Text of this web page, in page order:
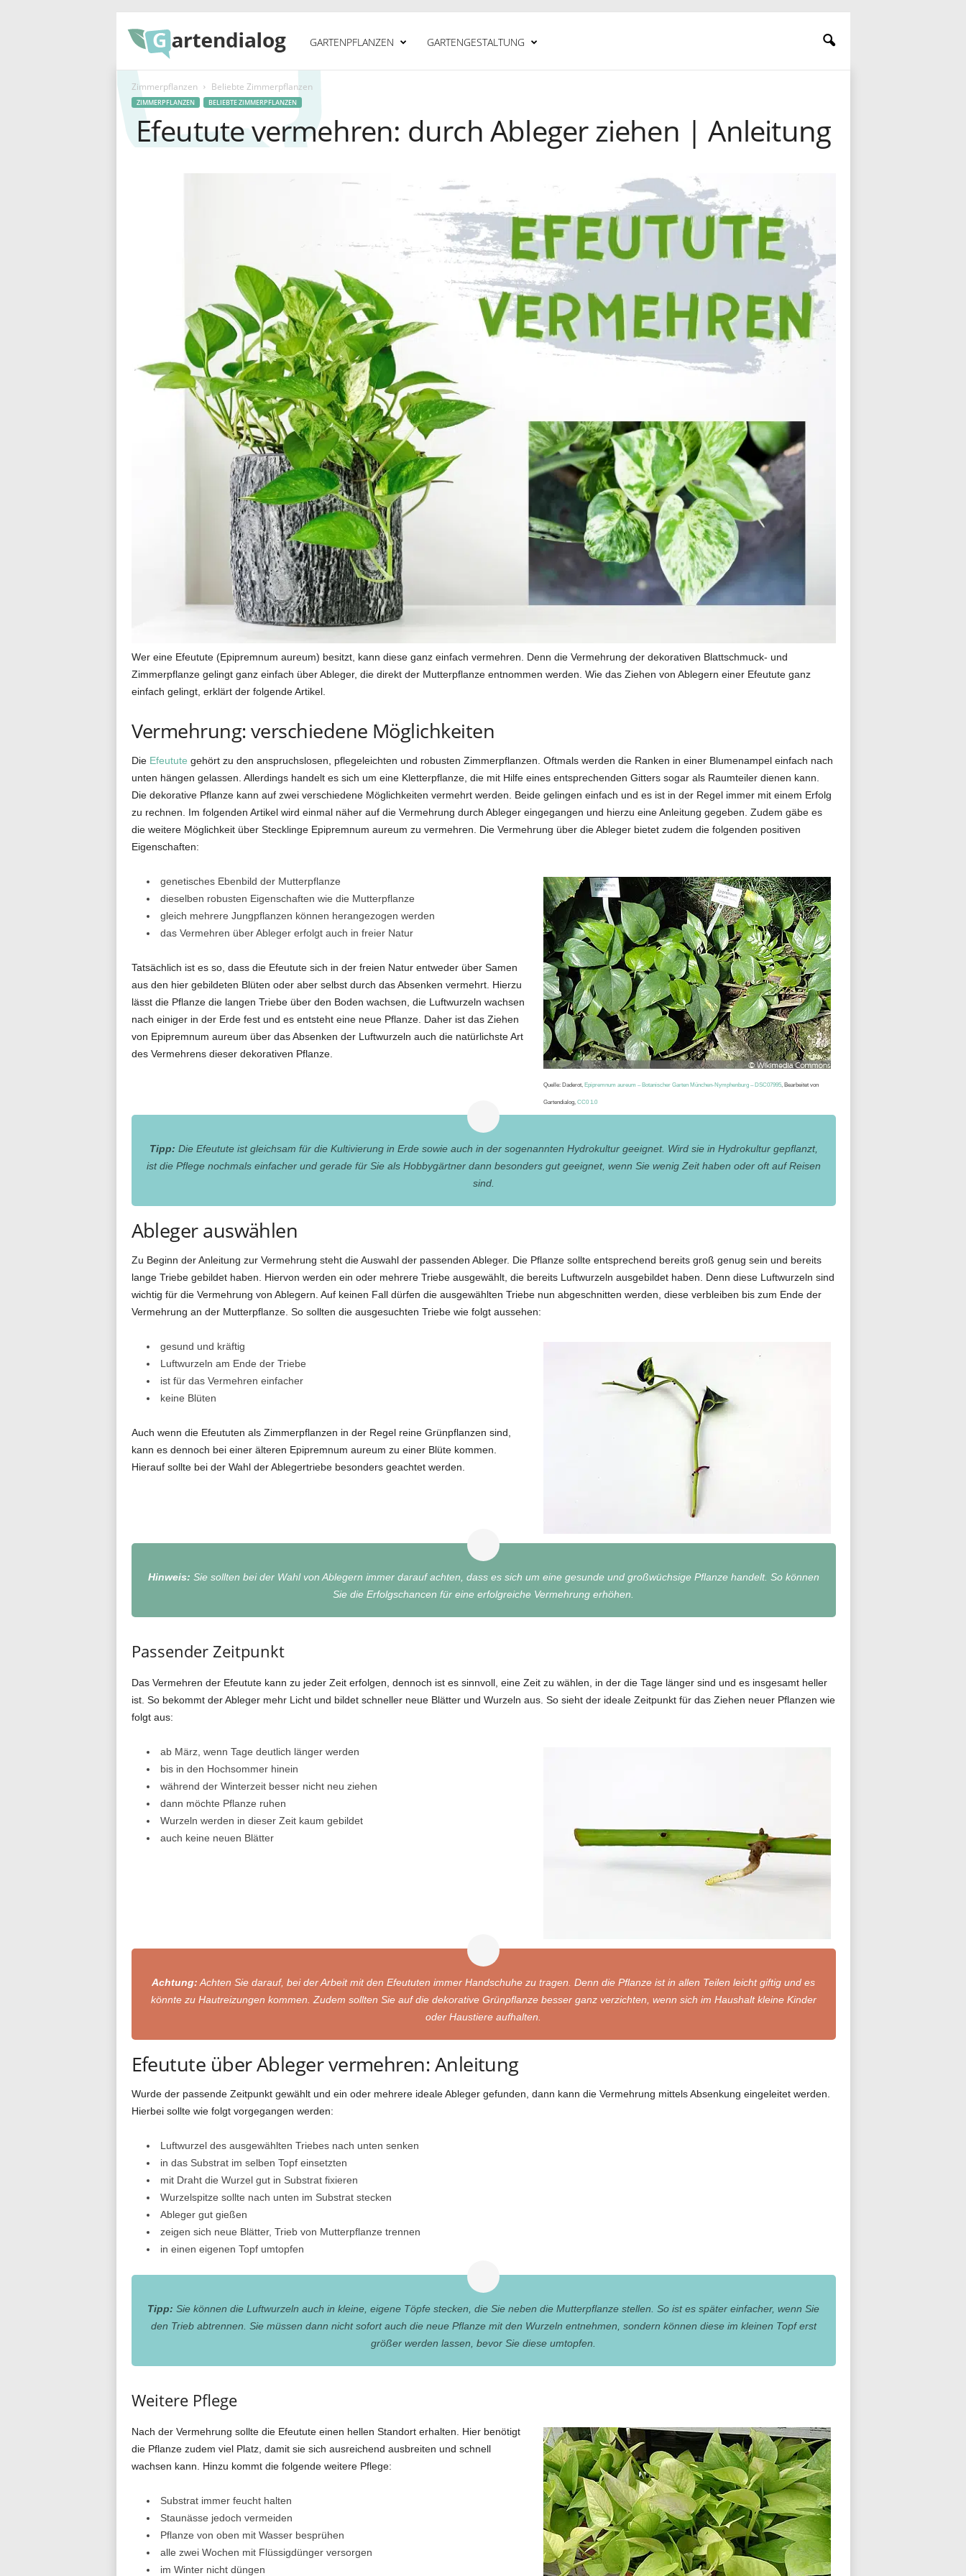
a
n
d
i
a
l
o
g
.
GARTENPFLANZEN GARTENGESTALTUNG
Zimmerpflanzen Beliebte Zimmerpflanzen
ZIMMERPFLANZEN BELIEBTE ZIMMERPFLANZEN
Efeutute vermehren: durch Ableger ziehen | Anleitung
Wer eine Efeutute (Epipremnum aureum) besitzt, kann diese ganz einfach vermehren. Denn die Vermehrung der dekorativen Blattschmuck- und
Zimmerpflanze gelingt ganz einfach über Ableger, die direkt der Mutterpflanze entnommen werden. Wie das Ziehen von Ablegern einer Efeutute ganz
einfach gelingt, erklärt der folgende Artikel.
Vermehrung: verschiedene Möglichkeiten
Die Efeutute gehört zu den anspruchslosen, pflegeleichten und robusten Zimmerpflanzen. Oftmals werden die Ranken in einer Blumenampel einfach nach
unten hängen gelassen. Allerdings handelt es sich um eine Kletterpflanze, die mit Hilfe eines entsprechenden Gitters sogar als Raumteiler dienen kann.
Die dekorative Pflanze kann auf zwei verschiedene Möglichkeiten vermehrt werden. Beide gelingen einfach und es ist in der Regel immer mit einem Erfolg
zu rechnen. Im folgenden Artikel wird einmal näher auf die Vermehrung durch Ableger eingegangen und hierzu eine Anleitung gegeben. Zudem gäbe es
die weitere Möglichkeit über Stecklinge Epipremnum aureum zu vermehren. Die Vermehrung über die Ableger bietet zudem die folgenden positiven
Eigenschaften:
Quelle: Daderot, Epipremnum aureum – Botanischer Garten München-Nymphenburg – DSC07995, Bearbeitet von
Gartendialog, CC0 1.0
genetisches Ebenbild der Mutterpflanze
dieselben robusten Eigenschaften wie die Mutterpflanze
gleich mehrere Jungpflanzen können herangezogen werden
das Vermehren über Ableger erfolgt auch in freier Natur
Tatsächlich ist es so, dass die Efeutute sich in der freien Natur entweder über Samen
aus den hier gebildeten Blüten oder aber selbst durch das Absenken vermehrt. Hierzu
lässt die Pflanze die langen Triebe über den Boden wachsen, die Luftwurzeln wachsen
nach einiger in der Erde fest und es entsteht eine neue Pflanze. Daher ist das Ziehen
von Epipremnum aureum über das Absenken der Luftwurzeln auch die natürlichste Art
des Vermehrens dieser dekorativen Pflanze.
Tipp: Die Efeutute ist gleichsam für die Kultivierung in Erde sowie auch in der sogenannten Hydrokultur geeignet. Wird sie in Hydrokultur gepflanzt,
ist die Pflege nochmals einfacher und gerade für Sie als Hobbygärtner dann besonders gut geeignet, wenn Sie wenig Zeit haben oder oft auf Reisen
sind.
Ableger auswählen
Zu Beginn der Anleitung zur Vermehrung steht die Auswahl der passenden Ableger. Die Pflanze sollte entsprechend bereits groß genug sein und bereits
lange Triebe gebildet haben. Hiervon werden ein oder mehrere Triebe ausgewählt, die bereits Luftwurzeln ausgebildet haben. Denn diese Luftwurzeln sind
wichtig für die Vermehrung von Ablegern. Auf keinen Fall dürfen die ausgewählten Triebe nun abgeschnitten werden, diese verbleiben bis zum Ende der
Vermehrung an der Mutterpflanze. So sollten die ausgesuchten Triebe wie folgt aussehen:
gesund und kräftig
Luftwurzeln am Ende der Triebe
ist für das Vermehren einfacher
keine Blüten
Auch wenn die Efeututen als Zimmerpflanzen in der Regel reine Grünpflanzen sind,
kann es dennoch bei einer älteren Epipremnum aureum zu einer Blüte kommen.
Hierauf sollte bei der Wahl der Ablegertriebe besonders geachtet werden.
Hinweis: Sie sollten bei der Wahl von Ablegern immer darauf achten, dass es sich um eine gesunde und großwüchsige Pflanze handelt. So können
Sie die Erfolgschancen für eine erfolgreiche Vermehrung erhöhen.
Passender Zeitpunkt
Das Vermehren der Efeutute kann zu jeder Zeit erfolgen, dennoch ist es sinnvoll, eine Zeit zu wählen, in der die Tage länger sind und es insgesamt heller
ist. So bekommt der Ableger mehr Licht und bildet schneller neue Blätter und Wurzeln aus. So sieht der ideale Zeitpunkt für das Ziehen neuer Pflanzen wie
folgt aus:
ab März, wenn Tage deutlich länger werden
bis in den Hochsommer hinein
während der Winterzeit besser nicht neu ziehen
dann möchte Pflanze ruhen
Wurzeln werden in dieser Zeit kaum gebildet
auch keine neuen Blätter
Achtung: Achten Sie darauf, bei der Arbeit mit den Efeututen immer Handschuhe zu tragen. Denn die Pflanze ist in allen Teilen leicht giftig und es
könnte zu Hautreizungen kommen. Zudem sollten Sie auf die dekorative Grünpflanze besser ganz verzichten, wenn sich im Haushalt kleine Kinder
oder Haustiere aufhalten.
Efeutute über Ableger vermehren: Anleitung
Wurde der passende Zeitpunkt gewählt und ein oder mehrere ideale Ableger gefunden, dann kann die Vermehrung mittels Absenkung eingeleitet werden.
Hierbei sollte wie folgt vorgegangen werden:
Luftwurzel des ausgewählten Triebes nach unten senken
in das Substrat im selben Topf einsetzten
mit Draht die Wurzel gut in Substrat fixieren
Wurzelspitze sollte nach unten im Substrat stecken
Ableger gut gießen
zeigen sich neue Blätter, Trieb von Mutterpflanze trennen
in einen eigenen Topf umtopfen
Tipp: Sie können die Luftwurzeln auch in kleine, eigene Töpfe stecken, die Sie neben die Mutterpflanze stellen. So ist es später einfacher, wenn Sie
den Trieb abtrennen. Sie müssen dann nicht sofort auch die neue Pflanze mit den Wurzeln entnehmen, sondern können diese im kleinen Topf erst
größer werden lassen, bevor Sie diese umtopfen.
Weitere Pflege
Nach der Vermehrung sollte die Efeutute einen hellen Standort erhalten. Hier benötigt
die Pflanze zudem viel Platz, damit sie sich ausreichend ausbreiten und schnell
wachsen kann. Hinzu kommt die folgende weitere Pflege:
Substrat immer feucht halten
Staunässe jedoch vermeiden
Pflanze von oben mit Wasser besprühen
alle zwei Wochen mit Flüssigdünger versorgen
im Winter nicht düngen